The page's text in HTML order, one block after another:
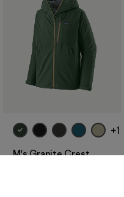
+1
M's Granite Crest